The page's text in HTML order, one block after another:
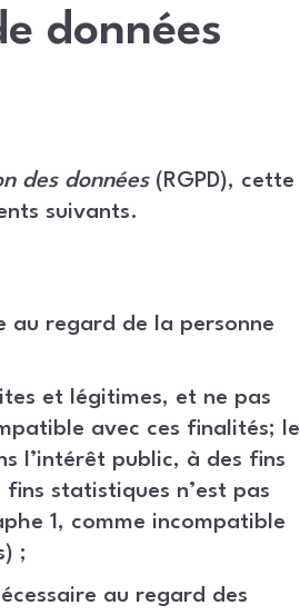
données
des données(RGPD), cette
suivants.
regard de la personne
et légitimes, et ne pas
avec ces finalités; le
l’intérêt public, à des fins
statistiques n’est pas
1, comme incompatible
;
au regard des